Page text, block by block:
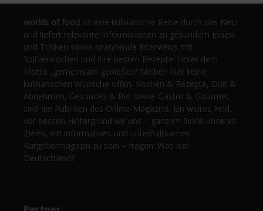
worlds of food ist eine kulinarische Reise durch das Netz
und liefert relevante Informationen zu gesundem Essen
und Trinken sowie spannende Interviews mit
Spitzenköchen und ihre besten Rezepte. Unter dem
Motto „gemeinsam genießen“ bleiben hier keine
kulinarischen Wünsche offen. Kochen & Rezepte, Diät &
Abnehmen, Gesundes & Bio sowie Gastro & Gourmet
sind die Rubriken des Online-Magazins. Ein weites Feld,
vor dessen Hintergrund wir uns – ganz im Sinne unseres
Zieles, ein informatives und unterhaltsames
Ratgebermagazin zu sein – fragen: Was isst
Deutschland?